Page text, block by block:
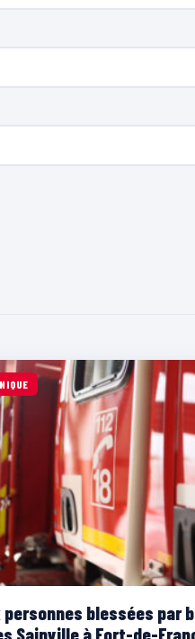
personnes blessées par
Sainville à Fort-de-